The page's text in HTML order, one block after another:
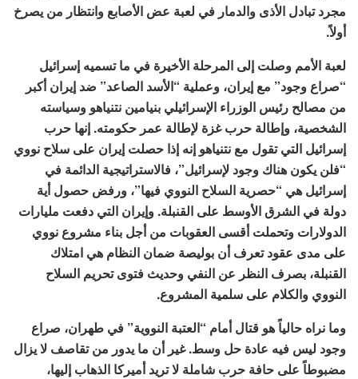
مجرد تبادل الأذى والدمار في لعبة عض الأصابع وانتظار من يصرخ
أولاً.
لعبة الأمم وصلت إلى المرحلة الأخيرة في ما تسميه إسرائيل
“صراع وجود” مع إيران، وعملية “الأسد الصاعد” ضد إيران أكبر
من مصالح رئيس الوزراء الإسرائيلي بنيامين نتنياهو وسياسته
الشخصية، وإطالة حرب غزة لإطالة عمر حكومته. إنها حرب
إسرائيل التي تقول مع نتنياهو إنه إذا حصلت إيران على سلاح نووي
“فلن يكون هناك وجود لإسرائيل”، فالاستراتيجية الدائمة في
إسرائيل هي “حصرية السلاح النووي فيها”، ورفض حصول أية
دولة في الشرق الأوسط على القنبلة. وإيران التي دفعت مليارات
الدولارات وتحملت أقسى العقوبات من أجل بناء مشروع نووي
على مدى عقود تعرف أن بوليصة ضمان النظام هي امتلاك
القنبلة، بصرف النظر عن النفي وحديث فتوى تحريم السلاح
النووي والكلام على سلمية المشروع.
وما نراه حالياً هو قتال أمام “العتبة النووية” في طهران، صراع
وجود ليس فيه عادة حل وسط. غير أن ما يدور من تقاصف لا يزال
مضبوطاً على حافة حرب شاملة لا تريد أميركا الذهاب إليها،